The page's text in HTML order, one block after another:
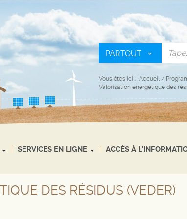
PARTOUT
Vous êtes ici : Accueil /
Valorisation énergétique des
SERVICES EN LIGNE ACCÈS À
DES RÉSIDUS (VEDER)